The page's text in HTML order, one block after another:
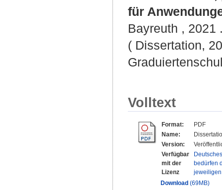
für
Bayreuth , 2021
( Dissertation,
Volltext
Format:
PDF
Name:
Version:
Verfügbar
mit der
Lizenz
bedürfen
Download (69MB)